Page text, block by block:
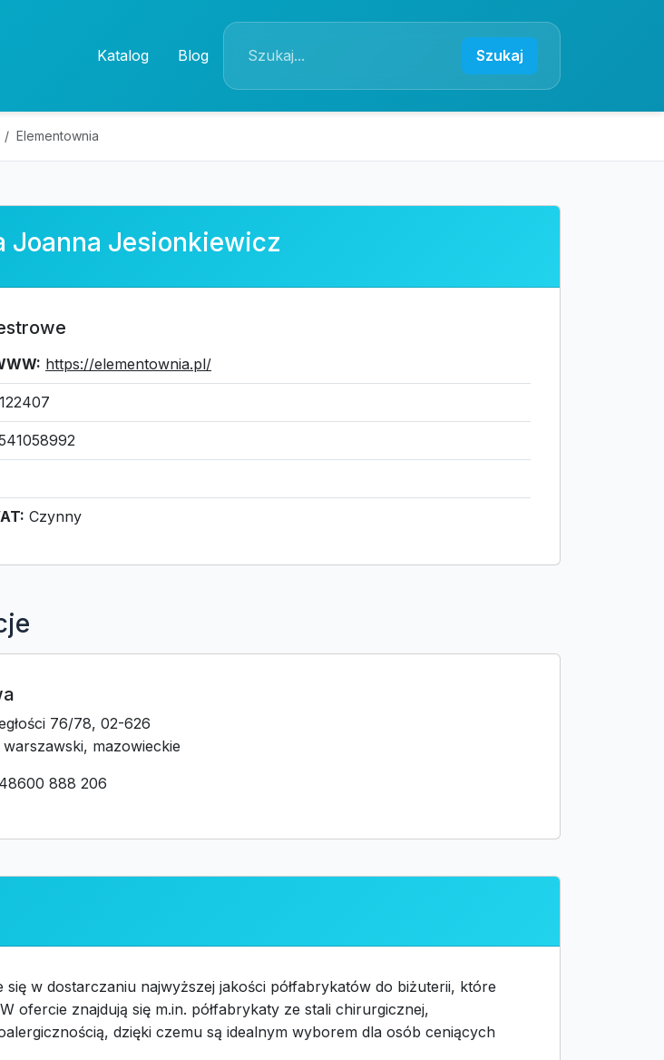
Katalog Blog Szukaj
Elementownia
Joanna Jesionkiewicz
https://elementownia.pl/
Czynny
76/78, 02-626
mazowieckie
888 206
w dostarczaniu najwyższej jakości półfabrykatów do biżuterii, które
ofercie znajdują się m.in. półfabrykaty ze stali chirurgicznej,
dzięki czemu są idealnym wyborem dla osób ceniących